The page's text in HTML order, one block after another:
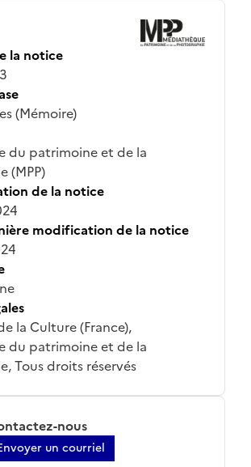
la notice
(Mémoire)
du patrimoine et de la
(MPP)
de la notice
modification de la notice
la Culture (France),
du patrimoine et de la
Tous droits réservés
nous
un courriel